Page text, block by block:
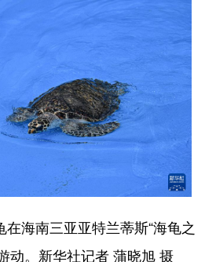
海南三亚亚特兰蒂斯“海龟之
动。新华社记者 蒲晓旭 摄